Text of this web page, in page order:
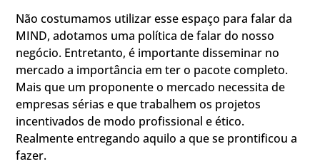
Não costumamos utilizar esse espaço para falar da
MIND, adotamos uma política de falar do nosso
negócio. Entretanto, é importante disseminar no
mercado a importância em ter o pacote completo.
Mais que um proponente o mercado necessita de
empresas sérias e que trabalhem os projetos
incentivados de modo profissional e ético.
Realmente entregando aquilo a que se prontificou a
fazer.